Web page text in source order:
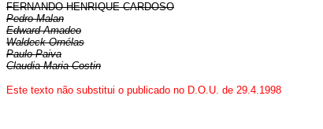
FERNANDO HENRIQUE CARDOSO
Pedro Malan
Edward Amadeo
Waldeck Ornélas
Paulo Paiva
Claudia Maria Costin
Este texto não substitui o publicado no D.O.U. de 29.4.1998